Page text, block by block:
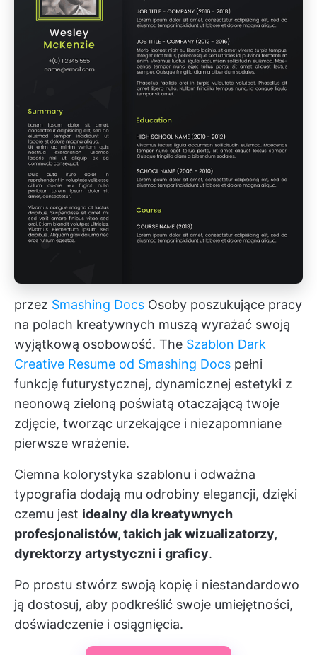
przez Smashing Docs Osoby poszukujące pracy
na polach kreatywnych muszą wyrażać swoją
wyjątkową osobowość. The Szablon Dark
Creative Resume od Smashing Docs pełni
funkcję futurystycznej, dynamicznej estetyki z
neonową zieloną poświatą otaczającą twoje
zdjęcie, tworząc urzekające i niezapomniane
pierwsze wrażenie.
Ciemna kolorystyka szablonu i odważna
typografia dodają mu odrobiny elegancji, dzięki
czemu jest idealny dla kreatywnych
profesjonalistów, takich jak wizualizatorzy,
dyrektorzy artystyczni i graficy.
Po prostu stwórz swoją kopię i niestandardowo
ją dostosuj, aby podkreślić swoje umiejętności,
doświadczenie i osiągnięcia.